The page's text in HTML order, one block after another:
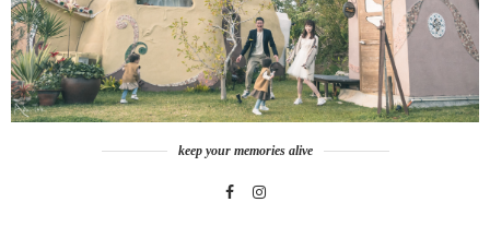
keep your memories alive